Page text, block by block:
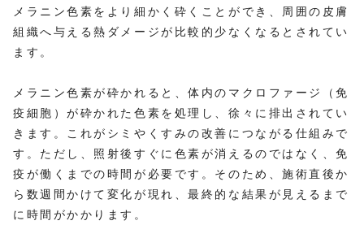
メラニン色素をより細かく砕くことができ、周囲の皮膚
組織へ与える熱ダメージが比較的少なくなるとされてい
ます。
メラニン色素が砕かれると、体内のマクロファージ（免
疫細胞）が砕かれた色素を処理し、徐々に排出されてい
きます。これがシミやくすみの改善につながる仕組みで
す。ただし、照射後すぐに色素が消えるのではなく、免
疫が働くまでの時間が必要です。そのため、施術直後か
ら数週間かけて変化が現れ、最終的な結果が見えるまで
に時間がかかります。